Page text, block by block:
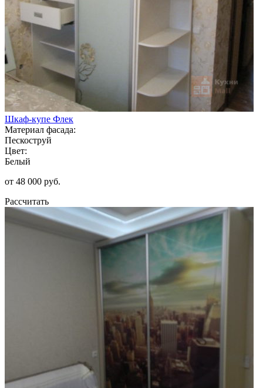
Шкаф-купе Флек
Материал фасада:
Пескоструй
Цвет:
Белый
от 48 000 руб.
Рассчитать